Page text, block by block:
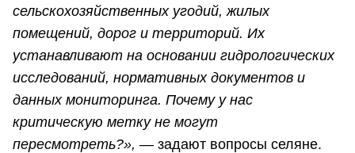
сельскохозяйственных угодий, жилых
помещений, дорог и территорий. Их
устанавливают на основании гидрологических
исследований, нормативных документов и
данных мониторинга. Почему у нас
критическую метку не могут
пересмотреть?», — задают вопросы селяне.